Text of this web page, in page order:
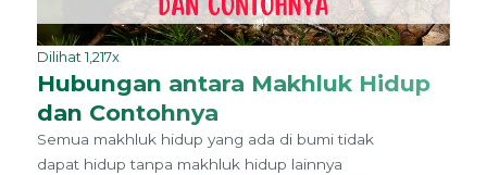
Dilihat 1,217x
Hubungan antara Makhluk Hidup
dan Contohnya
Semua makhluk hidup yang ada di bumi tidak
dapat hidup tanpa makhluk hidup lainnya